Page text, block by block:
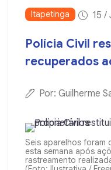
Itapetinga 15 /
Polícia Civil
recuperados
Por: Guilherme
Seis aparelhos foram
esta semana após
rastreamento